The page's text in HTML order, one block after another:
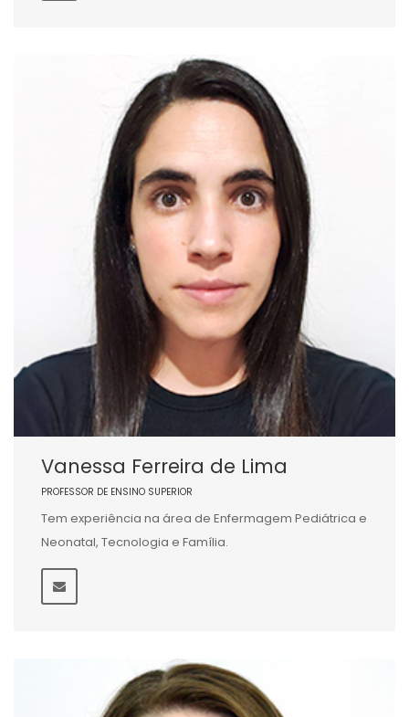
Vanessa Ferreira de Lima
PROFESSOR DE ENSINO SUPERIOR
Tem experiência na área de Enfermagem Pediátrica e
Neonatal, Tecnologia e Família.